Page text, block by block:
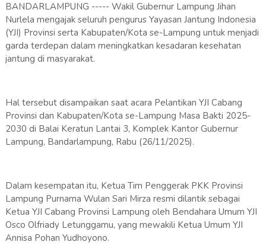
BANDARLAMPUNG ----- Wakil Gubernur Lampung Jihan
Nurlela mengajak seluruh pengurus Yayasan Jantung Indonesia
(YJI) Provinsi serta Kabupaten/Kota se-Lampung untuk menjadi
garda terdepan dalam meningkatkan kesadaran kesehatan
jantung di masyarakat.
Hal tersebut disampaikan saat acara Pelantikan YJI Cabang
Provinsi dan Kabupaten/Kota se-Lampung Masa Bakti 2025-
2030 di Balai Keratun Lantai 3, Komplek Kantor Gubernur
Lampung, Bandarlampung, Rabu (26/11/2025).
Dalam kesempatan itu, Ketua Tim Penggerak PKK Provinsi
Lampung Purnama Wulan Sari Mirza resmi dilantik sebagai
Ketua YJI Cabang Provinsi Lampung oleh Bendahara Umum YJI
Osco Olfriady Letunggamu, yang mewakili Ketua Umum YJI
Annisa Pohan Yudhoyono.